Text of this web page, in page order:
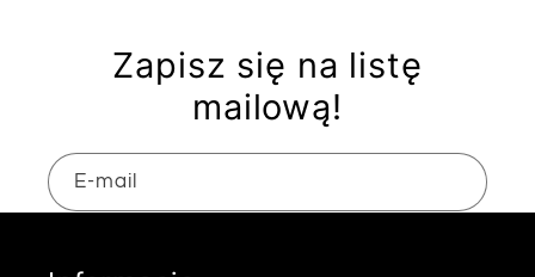
Zapisz się na listę
mailową!
E-mail